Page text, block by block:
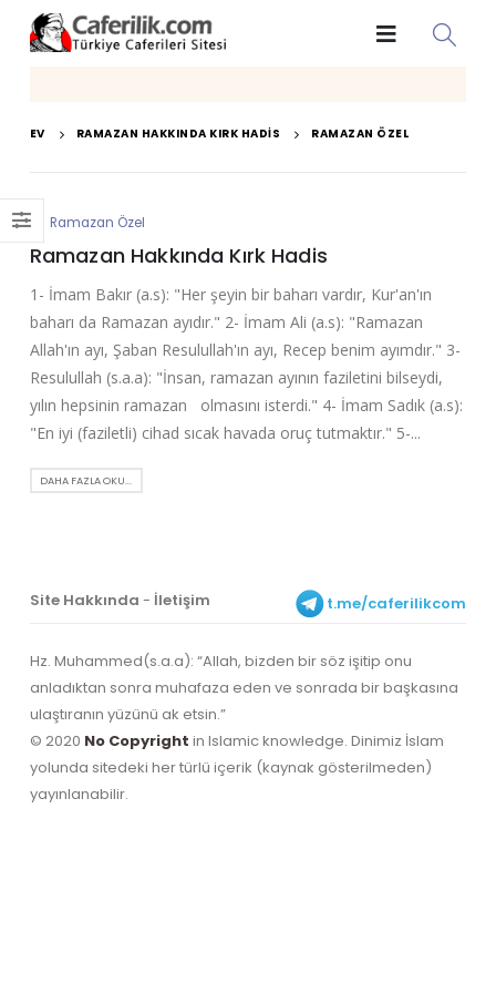
EV RAMAZAN HAKKINDA KIRK HADIS RAMAZAN ÖZEL
Ramazan Özel
Ramazan Hakkında Kırk Hadis
1- İmam Bakır (a.s): "Her şeyin bir baharı vardır, Kur'an'ın
baharı da Ramazan ayıdır." 2- İmam Ali (a.s): "Ramazan
Allah'ın ayı, Şaban Resulullah'ın ayı, Recep benim ayımdır." 3-
Resulullah (s.a.a): "İnsan, ramazan ayının faziletini bilseydi,
yılın hepsinin ramazan olmasını isterdi." 4- İmam Sadık (a.s):
"En iyi (faziletli) cihad sıcak havada oruç tutmaktır." 5-...
DAHA FAZLA OKU...
Site Hakkında - İletişim t.me/caferilikcom
Hz. Muhammed(s.a.a): “Allah, bizden bir söz işitip onu
anladıktan sonra muhafaza eden ve sonrada bir başkasına
ulaştıranın yüzünü ak etsin.”
© 2020 No Copyright in Islamic knowledge. Dinimiz İslam
yolunda sitedeki her türlü içerik (kaynak gösterilmeden)
yayınlanabilir.